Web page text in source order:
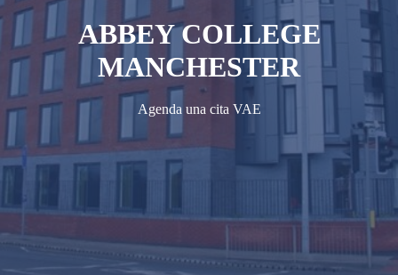
ABBEY COLLEGE
MANCHESTER
Agenda una cita VAE